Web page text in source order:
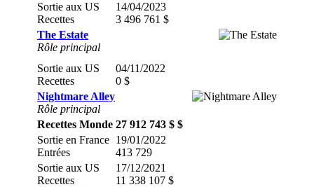
Sortie aux US
Recettes
14/04/2023
3 496 761 $
The Estate
Rôle principal
Sortie aux US
Recettes
04/11/2022
0 $
Nightmare Alley
Rôle principal
Recettes Monde 27 912 743 $ $
Sortie en France
Entrées
19/01/2022
413 729
Sortie aux US
Recettes
17/12/2021
11 338 107 $